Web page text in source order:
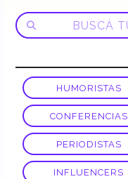
HUMORISTAS
CONFERENCIAS
PERIODISTAS
INFLUENCERS